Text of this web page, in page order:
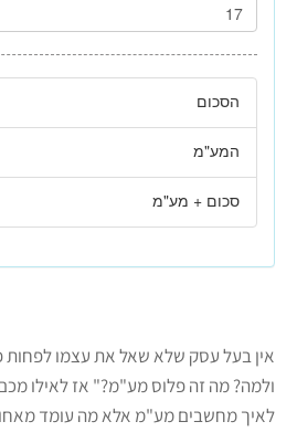
אין בעל עסק שלא שאל את עצמו
ולמה? מה זה פלוס מע"מ?" אז לאילו
לאיך מחשבים מע"מ אלא מה עומד